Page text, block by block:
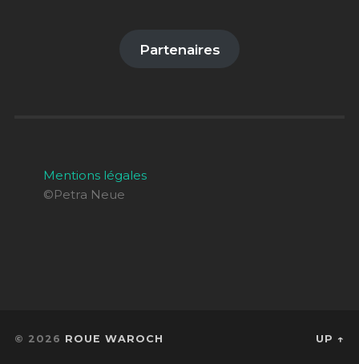
Partenaires
Mentions légales
©Petra Neue
© 2026 ROUE WAROCH UP ↑